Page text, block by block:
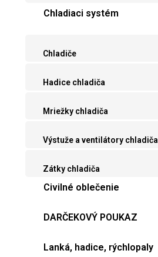
Chladiaci systém
Chladiče
Hadice chladiča
Mriežky chladiča
Výstuže a ventilátory chladiča
Zátky chladiča
Civilné oblečenie
DARČEKOVÝ POUKAZ
Lanká, hadice, rýchlopaly